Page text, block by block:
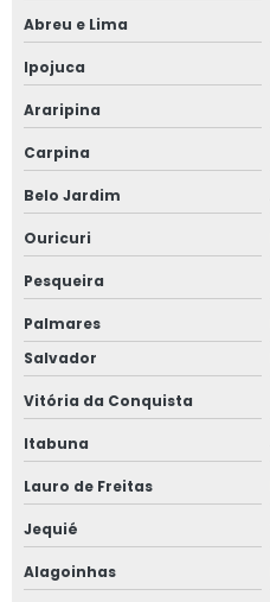
Abreu e Lima
Ipojuca
Araripina
Carpina
Belo Jardim
Ouricuri
Pesqueira
Palmares
Salvador
Vitória da Conquista
Itabuna
Lauro de Freitas
Jequié
Alagoinhas